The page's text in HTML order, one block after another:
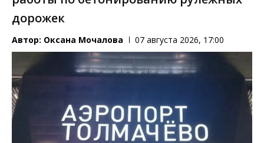
дорожек
Автор: Оксана Мочалова 07 августа 2026, 17:00